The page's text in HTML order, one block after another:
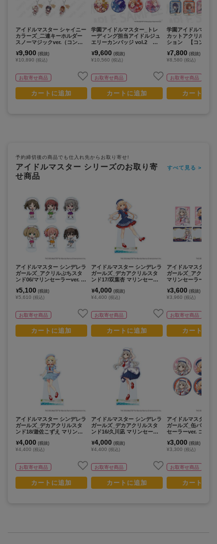
アイドルマスター シャイニー
カラーズ_二連キーホルダー
スノーマジックver.（コンプ
¥9,900 (税抜)
¥10,890 (税込)
お取寄せ商品
カートに追加
学園アイドルマスター_トレ
ーディング担当アイドルジュ
エリーカンバッジ vol.2
り】
¥9,600 (税抜)
¥10,560 (税込)
お取寄せ商品
カートに追加
学園アイドルマスタ
カットアクリルカー
ション 【コンプリ
¥7,800 (税抜)
¥8,580 (税込)
お取寄せ商品
カートに
予約締切後の商品でも仕入れ先からお取り寄せ!
アイドルマスター シリーズのお取り寄
せ商品
すべて見る >
アイドルマスター シンデレラ
ガールズ_アクリルぷちスタ
ンド06/マリンセーラーver. コ
ニキャライラスト)【コンプリ
ートセット/6個入り】
¥5,100 (税抜)
¥5,610 (税込)
お取寄せ商品
カートに追加
アイドルマスター シンデレラ
ガールズ_デカアクリルスタ
ンド18/遊佐こずえ マリンセ
ト)
¥4,000 (税抜)
¥4,400 (税込)
お取寄せ商品
カートに追加
アイドルマスター シンデレラ
ガールズ_デカアクリルスタ
ンド17/双葉杏 マリンセーラ
¥4,000 (税抜)
¥4,400 (税込)
お取寄せ商品
カートに追加
アイドルマスター シンデレラ
ガールズ_デカアクリルスタ
ンド16/久川凪 マリンセーラ
¥4,000 (税抜)
¥4,400 (税込)
お取寄せ商品
カートに追加
アイドルマスター
ガールズ_アクリル
マリンセーラーver.
しイラスト)【コン
ット/6個入り】
¥3,600 (税抜)
¥3,960 (税込)
お取寄せ商品
カートに
アイドルマスター
ガールズ_缶バッジ
セーラーver. コンプ
スト)【コンプリー
個入り】
¥3,000 (税抜)
¥3,300 (税込)
お取寄せ商品
カートに